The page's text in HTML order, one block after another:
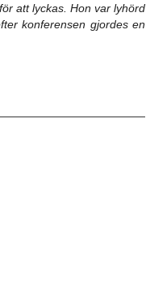
att lyckas. Hon var lyhörd
konferensen gjordes en